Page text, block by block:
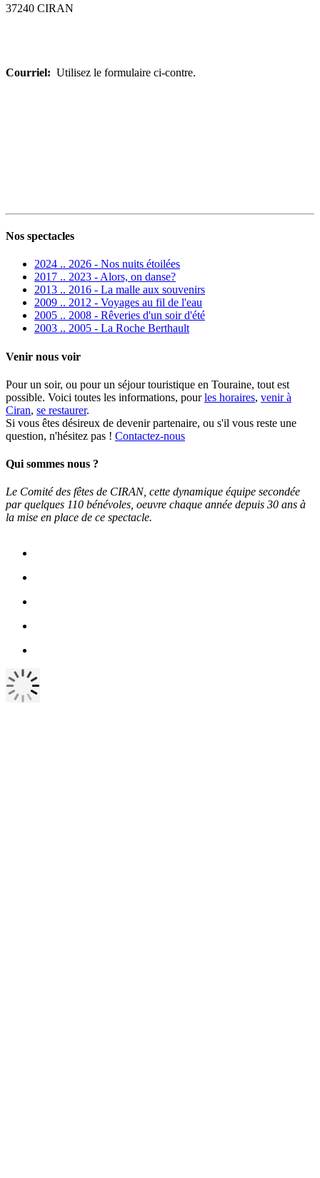
37240 CIRAN
Courriel: Utilisez le formulaire ci-contre.
Nos spectacles
2024 .. 2026 - Nos nuits étoilées
2017 .. 2023 - Alors, on danse?
2013 .. 2016 - La malle aux souvenirs
2009 .. 2012 - Voyages au fil de l'eau
2005 .. 2008 - Rêveries d'un soir d'été
2003 .. 2005 - La Roche Berthault
Venir nous voir
Pour un soir, ou pour un séjour touristique en Touraine, tout est
possible. Voici toutes les informations, pourles horaires, venir à
Ciran, se restaurer.
Si vous êtes désireux de devenir partenaire, ou s'il vous reste une
question, n'hésitez pas ! Contactez-nous
Qui sommes nous ?
Le Comité des fêtes de CIRAN, cette dynamique équipe secondée
par quelques 110 bénévoles, oeuvre chaque année depuis 30 ans à
la mise en place de ce spectacle.